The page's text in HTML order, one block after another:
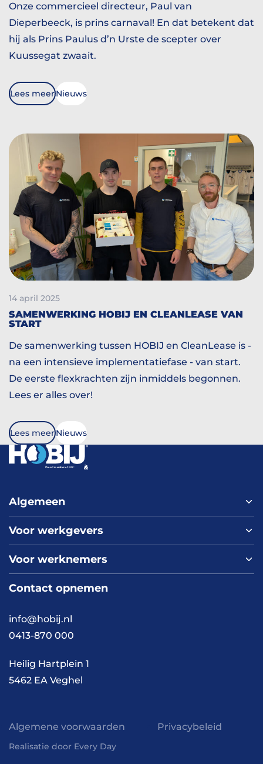
Onze commercieel directeur, Paul van
Dieperbeeck, is prins carnaval! En dat betekent dat
hij als Prins Paulus d’n Urste de scepter over
Kuussegat zwaait.
Lees meerNieuws
14 april 2025
SAMENWERKING HOBIJ EN CLEANLEASE VAN
START
De samenwerking tussen HOBIJ en CleanLease is -
na een intensieve implementatiefase - van start.
De eerste flexkrachten zijn inmiddels begonnen.
Lees er alles over!
Lees meerNieuws
Algemeen
Home
Over ons
Werken bij HOBIJ
Contact
Voor werkgevers
Nieuws
Blog
Academy
Cases
Voor werknemers
Vacaturepagina
Werken en wonen
Kennis en inspiratie
Contact opnemen
info@hobij.nl
0413-870 000
Heilig Hartplein 1
5462 EA Veghel
Algemene voorwaarden Privacybeleid
Realisatie door Every Day